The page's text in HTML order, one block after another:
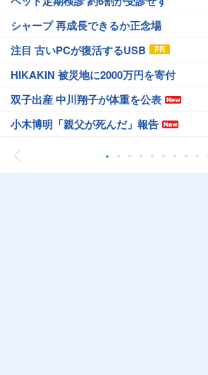
シャープ 再成長できるか正念場
注目 古いPCが復活するUSB
HIKAKIN 被災地に2000万円を寄付
双子出産 中川翔子が体重を公表
小木博明「親父が死んだ」報告